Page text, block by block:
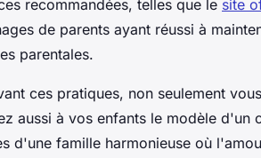
recommandées, telles que le site
de parents ayant réussi à
parentales.
ces pratiques, non seulement
aussi à vos enfants le modèle
d'une famille harmonieuse où